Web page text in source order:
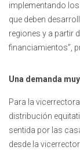
implementando
que deben
regiones y a partir
financiamientos”,
Una demanda
Para la
distribución
sentida por las
desde la